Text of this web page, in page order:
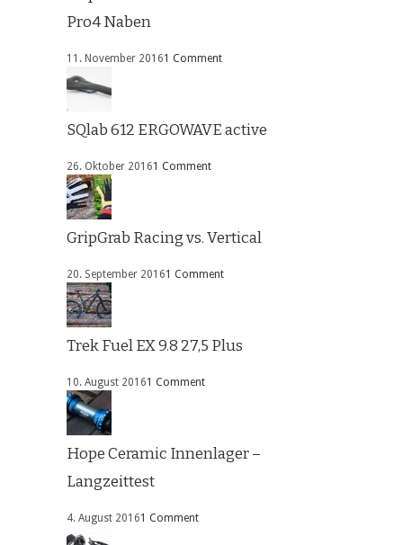
Pro4 Naben
11. November 20161 Comment
SQlab 612 ERGOWAVE active
26. Oktober 20161 Comment
GripGrab Racing vs. Vertical
20. September 20161 Comment
Trek Fuel EX 9.8 27,5 Plus
10. August 20161 Comment
Hope Ceramic Innenlager –
Langzeittest
4. August 20161 Comment